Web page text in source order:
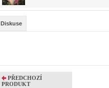
Diskuse
PŘEDCHOZÍ
PRODUKT